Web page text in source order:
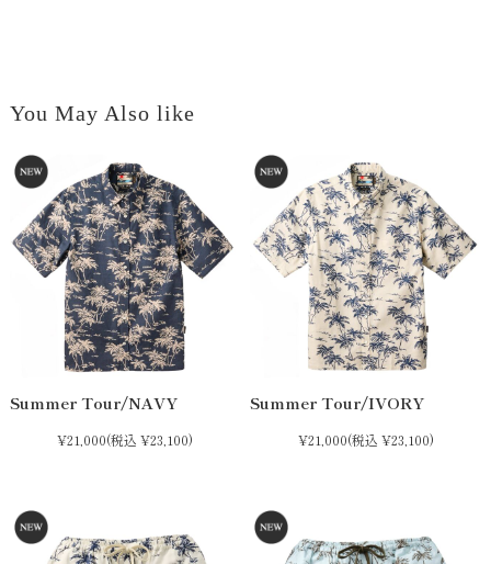
You May Also like
Summer Tour/NAVY
¥21,000(税込 ¥23,100)
Summer Tour/IVORY
¥21,000(税込 ¥23,100)